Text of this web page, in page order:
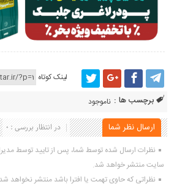
لینک کوتاه
برچسب ها : ناموجود
ارسال نظر شما
در انتظار بررسی : 0
نظرات ارسال شده توسط شما، پس از تایید توسط
سایت منتشر خواهد شد.
نظراتی که حاوی تهمت یا افترا باشد منتشر نخواهد